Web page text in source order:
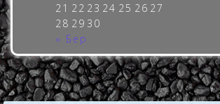
21 22 23 24 25 26 27
28 29 30
« Бер